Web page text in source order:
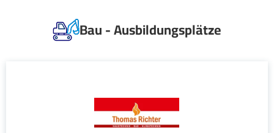
Bau - Ausbildungsplätze